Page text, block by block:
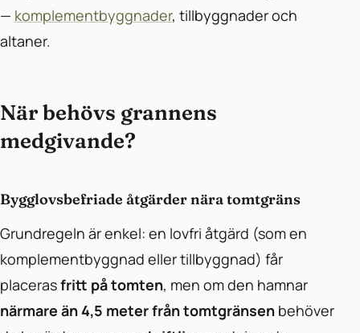
— komplementbyggnader, tillbyggnader och
altaner.
När behövs grannens
medgivande?
Bygglovsbefriade åtgärder nära tomtgräns
Grundregeln är enkel: en lovfri åtgärd (som en
komplementbyggnad eller tillbyggnad) får
placerasfritt på tomten, men om den hamnar
närmare än 4,5 meter från tomtgränsen behöver